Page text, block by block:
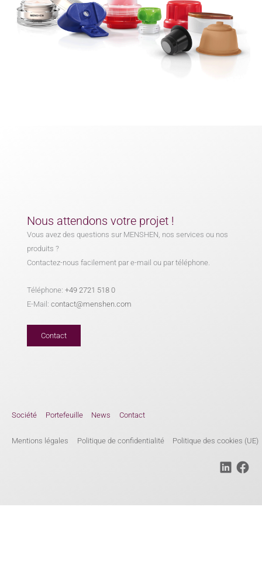
Nous attendons votre projet !
Vous avez des questions sur MENSHEN, nos services ou nos
produits ?
Contactez-nous facilement par e-mail ou par téléphone.
Téléphone:+49 2721 518 0
E-Mail:contact@menshen.com
Contact
Société Portefeuille News Contact
Mentions légales Politique de confidentialité Politique des cookies (UE)